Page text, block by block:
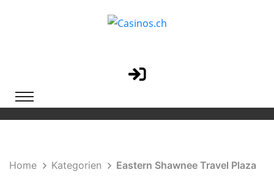
Home Kategorien
Eastern Shawnee Travel Plaza